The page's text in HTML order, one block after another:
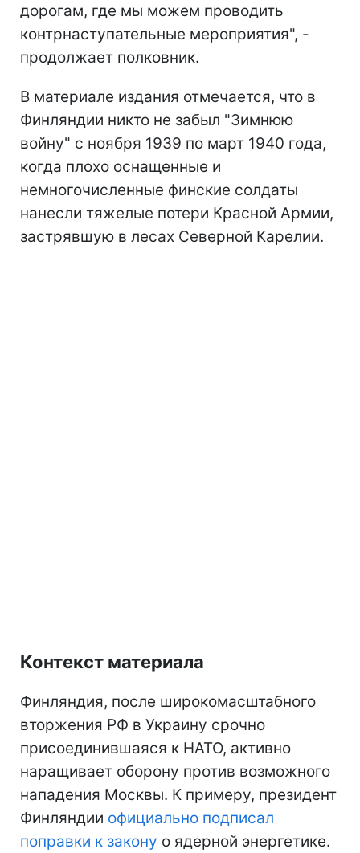
дорогам, где мы можем проводить
контрнаступательные мероприятия", -
продолжает полковник.
В материале издания отмечается, что в
Финляндии никто не забыл "Зимнюю
войну" с ноября 1939 по март 1940 года,
когда плохо оснащенные и
немногочисленные финские солдаты
нанесли тяжелые потери Красной Армии,
застрявшую в лесах Северной Карелии.
Контекст материала
Финляндия, после широкомасштабного
вторжения РФ в Украину срочно
присоединившаяся к НАТО, активно
наращивает оборону против возможного
нападения Москвы. К примеру, президент
Финляндии официально подписал
поправки к закону о ядерной энергетике.